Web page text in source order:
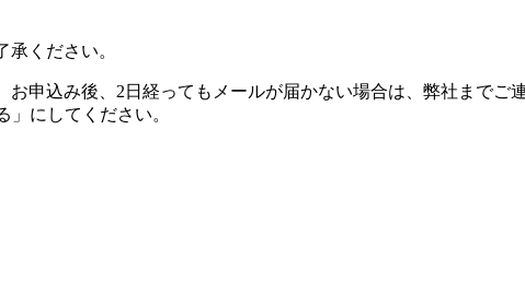
ください。
申込み後、2日経ってもメールが届かない場合は、弊社までご
にしてください。